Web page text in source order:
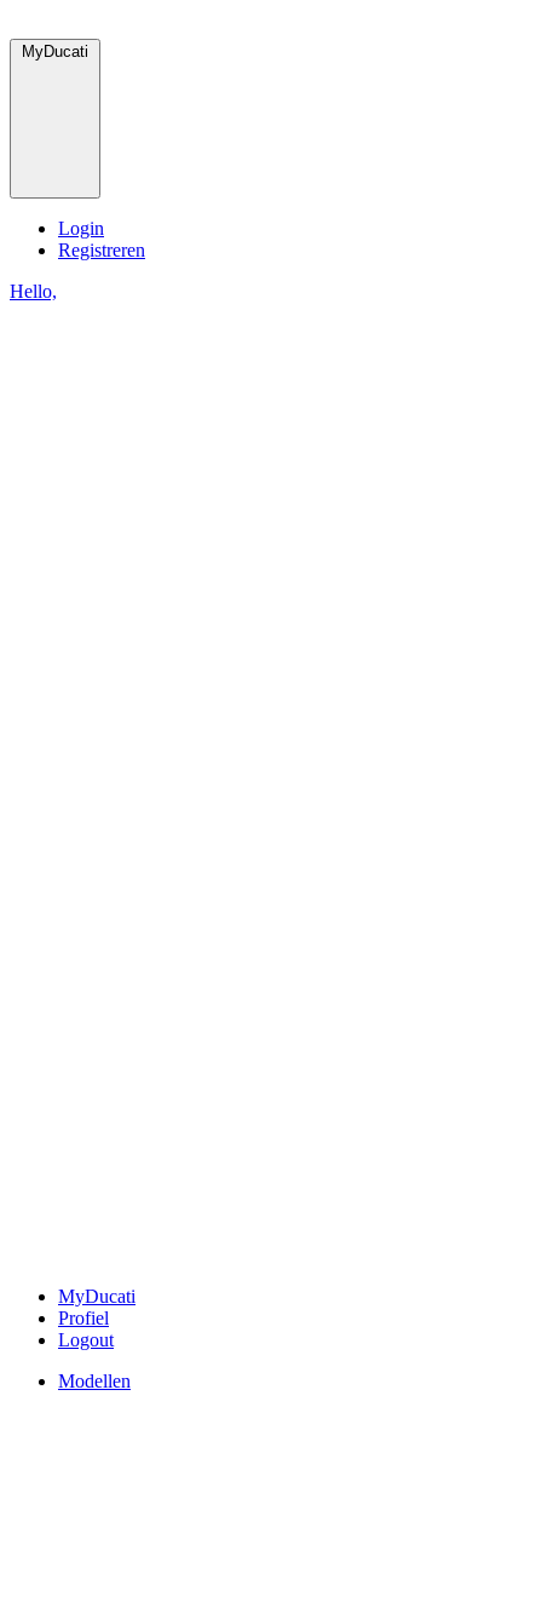
MyDucati
Login
Registreren
Hello,
MyDucati
Profiel
Logout
Modellen